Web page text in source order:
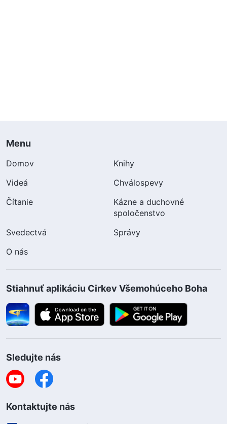
Menu
Domov
Knihy
Videá
Chválospevy
Čítanie
Kázne a duchovné
spoločenstvo
Svedectvá
Správy
O nás
Stiahnuť aplikáciu Cirkev Všemohúceho Boha
Sledujte nás
Kontaktujte nás